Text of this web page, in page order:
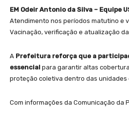
EM Odeir Antonio da Silva – Equipe
Atendimento nos períodos matutino e
Vacinação, verificação e atualização
A Prefeitura reforça que a
essencial para garantir altas
proteção coletiva dentro das unidades
Com informações da Comunicação da